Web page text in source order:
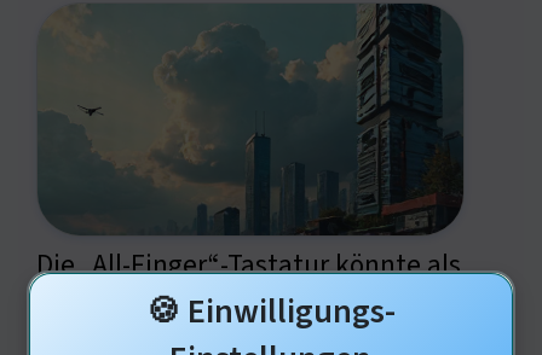
Die „All-Finger“-Tastatur könnte als
Werkzeug der Emanzipation dienen.
🍪 Einwilligungs-